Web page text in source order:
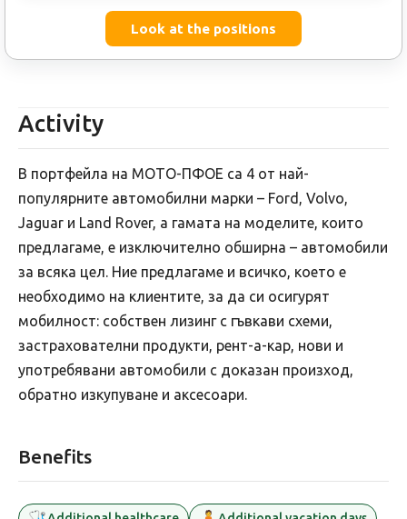
Look at the positions
Activity
В портфейла на МОТО-ПФОЕ са 4 от най-
популярните автомобилни марки – Ford, Volvo,
Jaguar и Land Rover, а гамата на моделите, които
предлагаме, е изключително обширна – автомобили
за всяка цел. Ние предлагаме и всичко, което е
необходимо на клиентите, за да си осигурят
мобилност: собствен лизинг с гъвкави схеми,
застрахователни продукти, рент-а-кар, нови и
употребявани автомобили с доказан произход,
обратно изкупуване и аксесоари.
Benefits